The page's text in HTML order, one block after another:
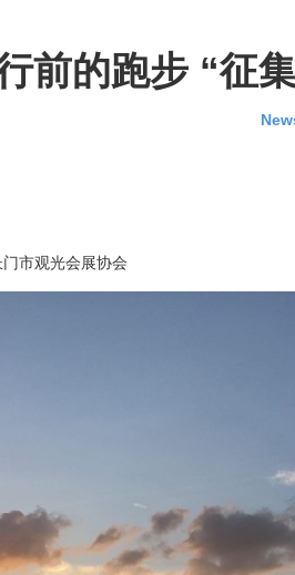
前的跑步 “征
门市观光会展协会